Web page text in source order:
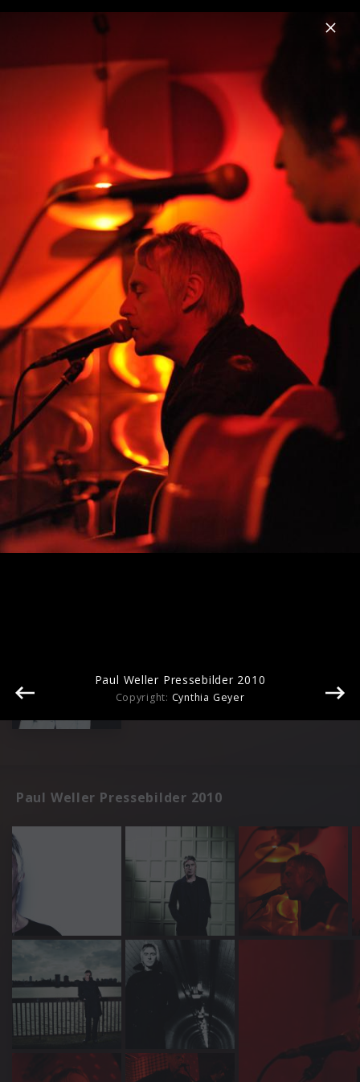
Menu
Paul Weller
Home News Biografie
Pressefoto (2024)
Pressebilder 2020
Paul Weller Pressebilder 2010
Paul Weller Pressebilder 2010
Copyright: Cynthia Geyer